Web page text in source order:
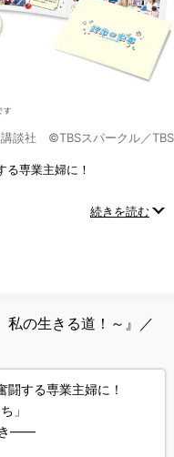
談社 ©TBSスパークル／TBS
専業主婦に！
続きを読む
私の生きる道！～』／
する専業主婦に！
」
き――